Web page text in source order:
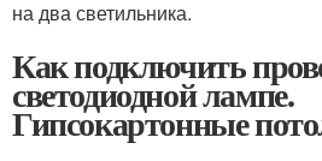
на два светильника.
Как подключить
светодиодной лампе.
Гипсокартонные